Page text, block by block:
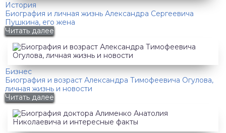
История
Биография и личная жизнь Александра Сергеевича
Пушкина, его жена
Читать далее
Бизнес
Биография и возраст Александра Тимофеевича Огулова,
личная жизнь и новости
Читать далее